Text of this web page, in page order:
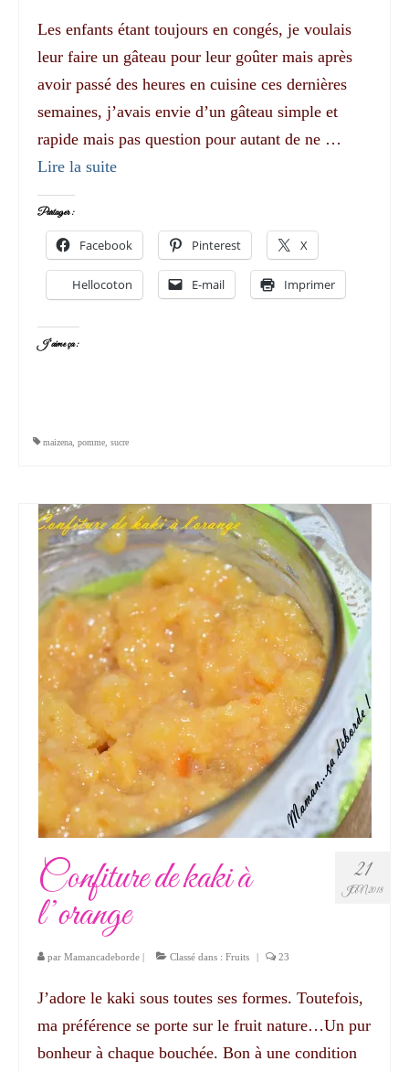
Les enfants étant toujours en congés, je voulais
leur faire un gâteau pour leur goûter mais après
avoir passé des heures en cuisine ces dernières
semaines, j’avais envie d’un gâteau simple et
rapide mais pas question pour autant de ne …
Lire la suite­­
Partager :
Facebook Pinterest X
Hellocoton E-mail Imprimer
J’aime ça :
maizena pomme sucre
21
JAN 2018
Confiture de kaki à
l’orange
par Mamancadeborde | Classé dans : Fruits | 23
J’adore le kaki sous toutes ses formes. Toutefois,
ma préférence se porte sur le fruit nature…Un pur
bonheur à chaque bouchée. Bon à une condition